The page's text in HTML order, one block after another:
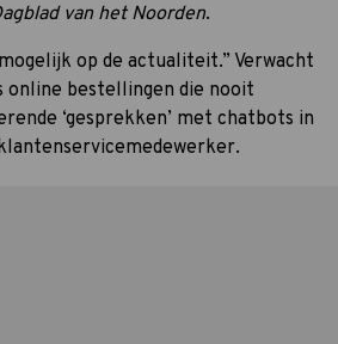
van het Noorden.
op de actualiteit.” Verwacht
online bestellingen die nooit
‘gesprekken’ met chatbots in